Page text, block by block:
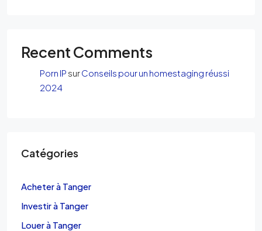
Recent Comments
Porn IP surConseils pour un homestaging réussi
2024
Catégories
Acheter à Tanger
Investir à Tanger
Louer à Tanger